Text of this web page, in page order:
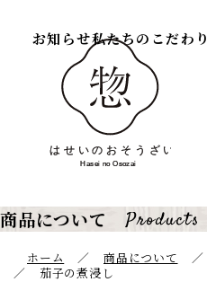
お知らせ私たちのこだわり
商品について
ホーム 商品について
茄子の煮浸し